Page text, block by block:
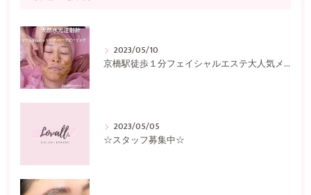
2023/05/10
京橋駅徒歩１分フェイシャルエステ大人気メニュー♪〜Lovall〜
2023/05/05
☆スタッフ募集中☆